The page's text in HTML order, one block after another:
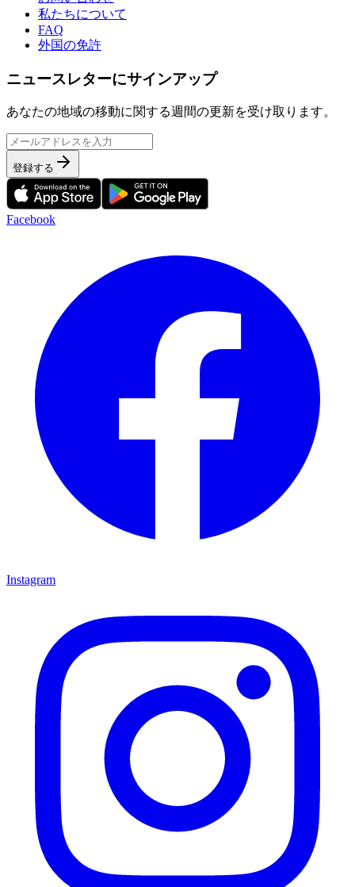
私たちについて
FAQ
外国の免許
ニュースレターにサインアップ
あなたの地域の移動に関する週間の更新を受け取ります。
登録する
Facebook
Instagram